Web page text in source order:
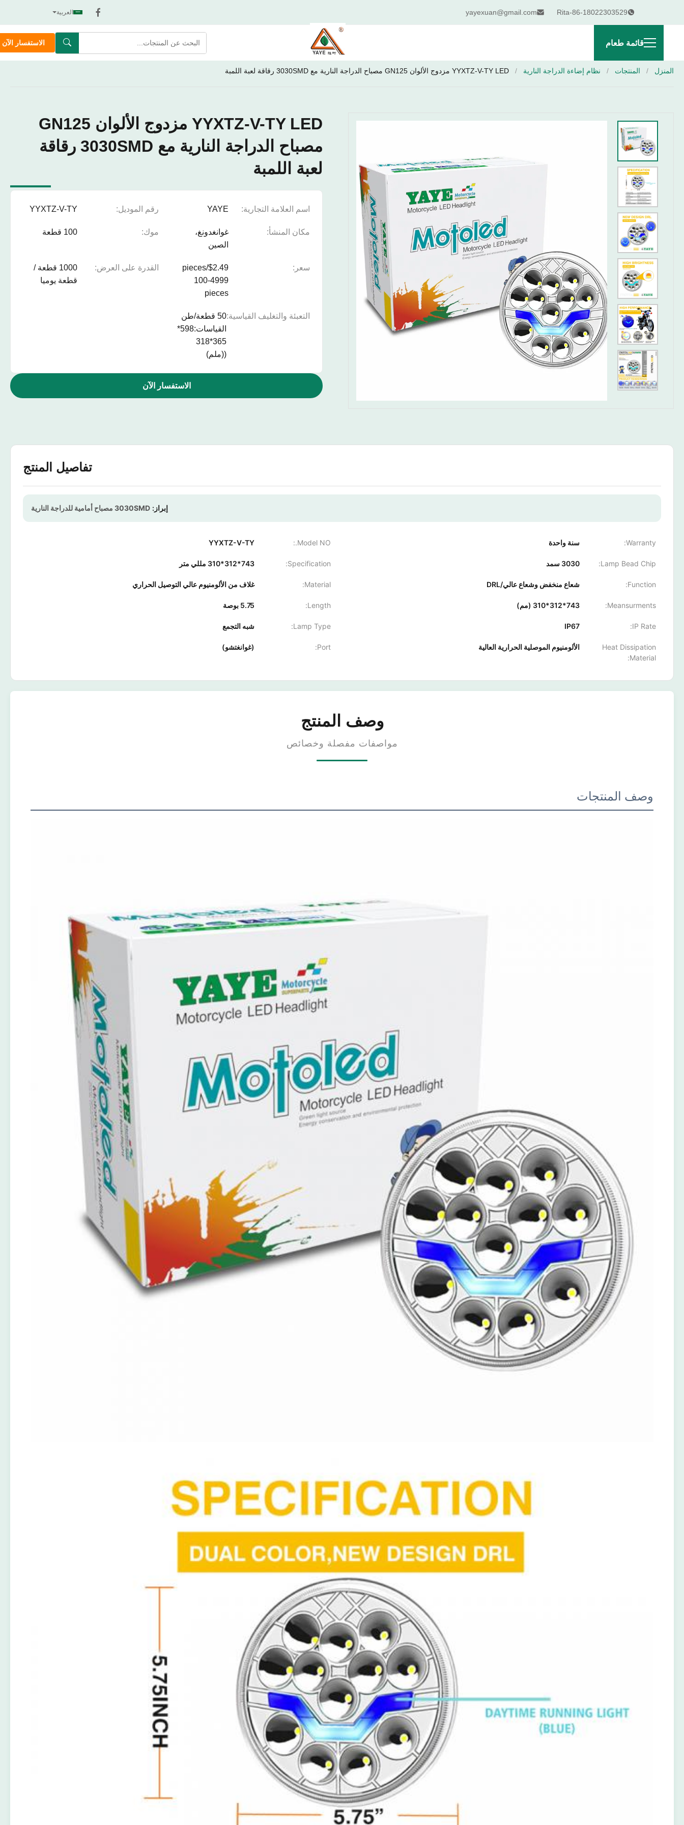
Rita-86-18022303529
yayexuan@gmail.com العربية
قائمة طعام الاستفسار الآن
المنزل / المنتجات / نظام إضاءة الدراجة النارية / YYXTZ-V-TY LED مزدوج الألوان GN125 مصباح الدراجة النارية مع 3030SMD رقاقة لعبة اللمبة
YYXTZ-V-TY LED مزدوج الألوان GN125
مصباح الدراجة النارية مع 3030SMD رقاقة
لعبة اللمبة
اسم العلامة التجارية: YAYE رقم الموديل: YYXTZ-V-TY
مكان المنشأ:
غوانغدونغ،
الصين
موك: 100 قطعة
سعر:
$2.49/pieces
100-4999
pieces
القدرة على العرض:
1000 قطعة /
قطعة يوميا
التعبئة والتغليف القياسية:50 قطعة/طن
القياسات:598*
365*318
((ملم)
الاستفسار الآن
تفاصيل المنتج
إبراز: 3030SMD مصباح أمامية للدراجة النارية
Warranty: سنة واحدة Model NO.:
YYXTZ-V-TY
Lamp Bead Chip: 3030 سمد Specification: 743*312*310 مللي متر
Function: شعاع منخفض وشعاع عالي/DRL Material: غلاف من الألومنيوم عالي التوصيل الحراري
Meansurments: 743*312*310 (مم) Length: 5.75 بوصة
IP Rate:
IP67
Lamp Type: شبه التجمع
Heat Dissipation
Material:
الألومنيوم الموصلية الحرارية العالية Port: (غوانغتشو)
وصف المنتج
مواصفات مفصلة وخصائص
وصف المنتجات